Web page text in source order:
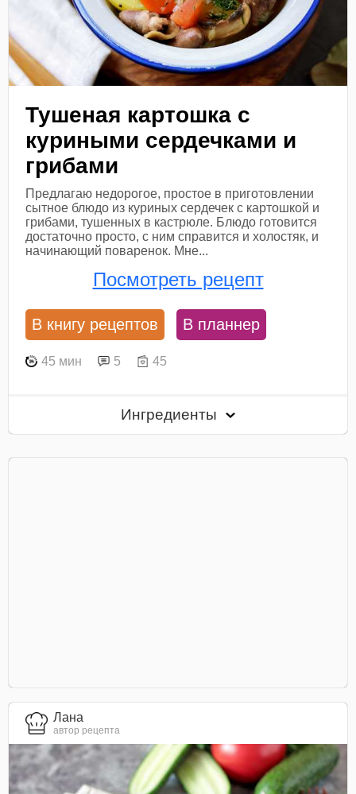
Тушеная картошка с
куриными сердечками и
грибами
Предлагаю недорогое, простое в приготовлении
сытное блюдо из куриных сердечек с картошкой и
грибами, тушенных в кастрюле. Блюдо готовится
достаточно просто, с ним справится и холостяк, и
начинающий поваренок. Мне...
Посмотреть рецепт
В книгу рецептов В планнер
45 мин 5 45
Ингредиенты
Лана
автор рецепта